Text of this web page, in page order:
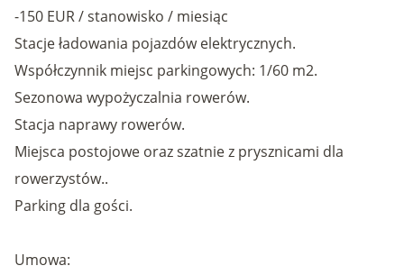
-150 EUR / stanowisko / miesiąc
Stacje ładowania pojazdów elektrycznych.
Współczynnik miejsc parkingowych: 1/60 m2.
Sezonowa wypożyczalnia rowerów.
Stacja naprawy rowerów.
Miejsca postojowe oraz szatnie z prysznicami dla
rowerzystów..
Parking dla gości.
Umowa: